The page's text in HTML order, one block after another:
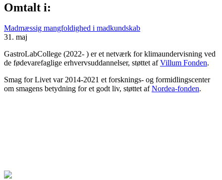
Omtalt i:
Madmæssig mangfoldighed i madkundskab
31. maj
GastroLabCollege (2022- ) er et netværk for klimaundervisning ved
de fødevarefaglige erhvervsuddannelser, støttet afVillum Fonden.
Smag for Livet var 2014-2021 et forsknings- og formidlingscenter
om smagens betydning for et godt liv, støttet afNordea-fonden.